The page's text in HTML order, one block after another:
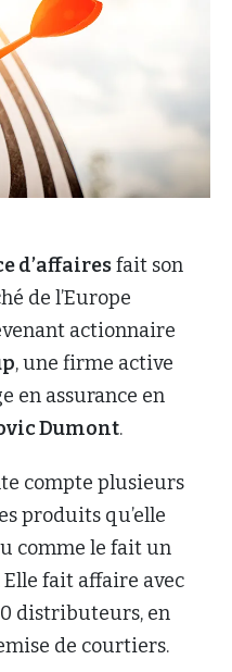
d’affairesfait son
de l’Europe
actionnaire
, une firme active
en assurance en
Dumont.
compte plusieurs
produits qu’elle
comme le fait un
Elle fait affaire avec
distributeurs, en
de courtiers.